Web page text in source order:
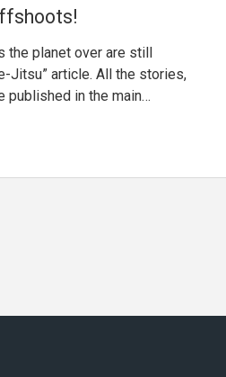
the planet over are still
Jitsu” article. All the stories,
published in the main…